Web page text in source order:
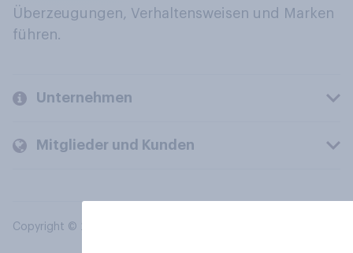
Überzeugungen, Verhaltensweisen und Marken
führen.
Unternehmen
Mitglieder und Kunden
Copyright © 2026 YouGov PLC. Alle Rechte vorbehalten.